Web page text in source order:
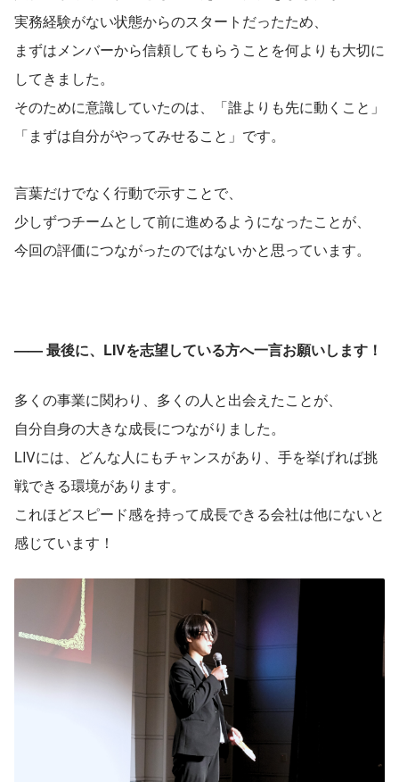
実務経験がない状態からのスタートだったため、
まずはメンバーから信頼してもらうことを何よりも大切に
してきました。
そのために意識していたのは、「誰よりも先に動くこと」
「まずは自分がやってみせること」です。
言葉だけでなく行動で示すことで、
少しずつチームとして前に進めるようになったことが、
今回の評価につながったのではないかと思っています。
—— 最後に、LIVを志望している方へ一言お願いします！
多くの事業に関わり、多くの人と出会えたことが、
自分自身の大きな成長につながりました。
LIVには、どんな人にもチャンスがあり、手を挙げれば挑
戦できる環境があります。
これほどスピード感を持って成長できる会社は他にないと
感じています！